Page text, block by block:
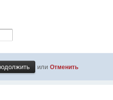
илиОтменить